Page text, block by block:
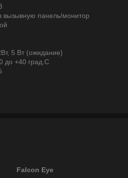
вызывную панель/монитор
5 Вт (ожидание)
до +40 град.С
Falcon Eye